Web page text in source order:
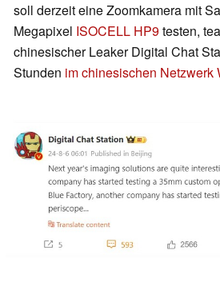
soll derzeit eine Zoomkamera mit
Megapixel ISOCELL HP9testen,
chinesischer Leaker Digital Chat
Stunden im chinesischen Netzwerk